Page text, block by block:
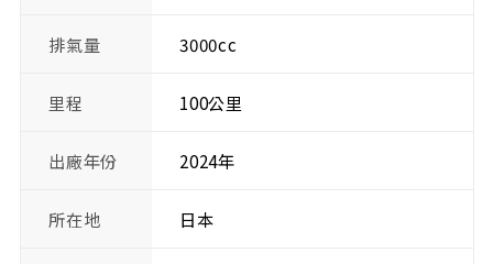
排氣量 3000cc
里程 100公里
出廠年份 2024年
所在地 日本